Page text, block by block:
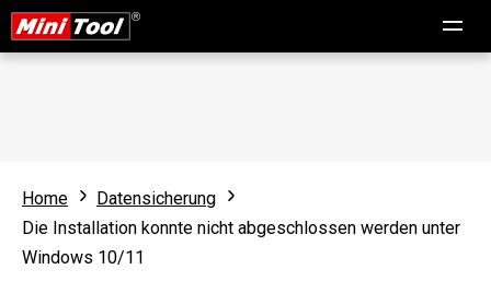
Home
Datensicherung
Die Installation konnte nicht abgeschlossen werden unter
Windows 10/11